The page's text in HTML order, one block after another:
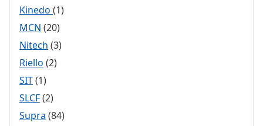
Kinedo (1)
MCN (20)
Nitech (3)
Riello (2)
SIT(1)
SLCF(2)
Supra (84)